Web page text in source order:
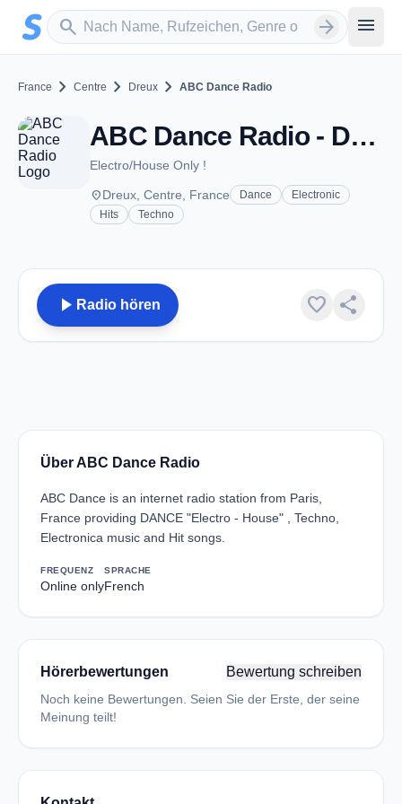
Zum Hauptinhalt springen
search
Sender suchen arrow_forward menu
France chevron_right Centre chevron_right Dreux chevron_right ABC Dance Radio
ABC Dance Radio - Dreux
Electro/House Only !
placeDreux, Centre, France Dance
Electronic
Hits
Techno
play_arrow Radio hören favorite share
Über ABC Dance Radio
ABC Dance is an internet radio station from Paris,
France providing DANCE "Electro - House" , Techno,
Electronica music and Hit songs.
FREQUENZ
Online only
SPRACHE
French
Hörerbewertungen Bewertung schreiben
Noch keine Bewertungen. Seien Sie der Erste, der seine
Meinung teilt!